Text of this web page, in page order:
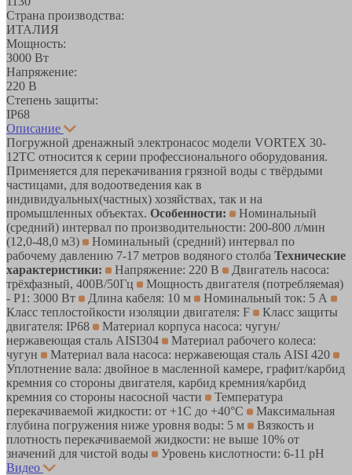
Страна производства:
ИТАЛИЯ
Мощность:
3000 Вт
Напряжение:
220 В
Степень защиты:
IP68
Описание
Погружной дренажный электронасоc модели VORTEX 30-
12ТС относится к серии профессионального оборудования.
Применяется для перекачивания грязной воды с твёрдыми
частицами, для водоотведения как в
индивидуальных(частных) хозяйствах, так и на
промышленных объектах. Особенности:
Номинальный
(средний) интервал по производительности: 200-800 л/мин
(12,0-48,0 м3)
Номинальный (средний) интервал по
рабочему давлению 7-17 метров водяного столба Технические
характеристики:
Напряжение: 220 В
Двигатель насоса:
трёхфазный, 400В/50Гц
Мощность двигателя (потребляемая)
- P1: 3000 Вт
Длина кабеля: 10 м
Номинальный ток: 5 А
Класс теплостойкости изоляции двигателя: F
Класс защиты
двигателя: IP68
Материал корпуса насоса: чугун/
нержавеющая сталь AISI304
Материал рабочего колеса:
чугун
Материал вала насоса: нержавеющая сталь AISI 420
Уплотнение вала: двойное в масленной камере, графит/карбид
кремния со стороны двигателя, карбид кремния/карбид
кремния со стороны насосной части
Температура
перекачиваемой жидкости: от +1С до +40°С
Максимальная
глубина погружения ниже уровня воды: 5 м
Вязкость и
плотность перекачиваемой жидкости: не выше 10% от
значений для чистой воды
Уровень кислотности: 6-11 pH
Видео